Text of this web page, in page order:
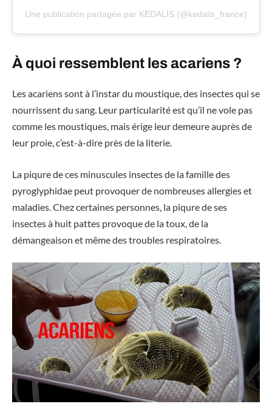
Une publication partagée par KEDALIS (@kedalis_france)
À quoi ressemblent les acariens ?
Les acariens sont à l’instar du moustique, des insectes qui se
nourrissent du sang. Leur particularité est qu’il ne vole pas
comme les moustiques, mais érige leur demeure auprès de
leur proie, c’est-à-dire près de la literie.
La piqure de ces minuscules insectes de la famille des
pyroglyphidae peut provoquer de nombreuses allergies et
maladies. Chez certaines personnes, la piqure de ses
insectes à huit pattes provoque de la toux, de la
démangeaison et même des troubles respiratoires.